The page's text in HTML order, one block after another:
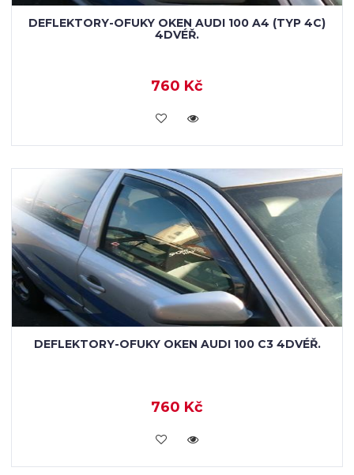
DEFLEKTORY-OFUKY OKEN AUDI 100 A4 (TYP 4C)
4DVÉŘ.
760 Kč
KOUPIT
DEFLEKTORY-OFUKY OKEN AUDI 100 C3 4DVÉŘ.
760 Kč
KOUPIT